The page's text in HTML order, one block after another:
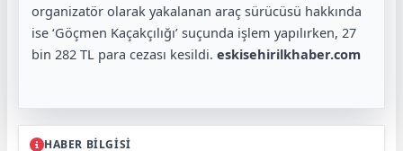
organizatör olarak yakalanan araç sürücüsü hakkında
ise ‘Göçmen Kaçakçılığı’ suçunda işlem yapılırken, 27
bin 282 TL para cezası kesildi. eskisehirilkhaber.com
HABER BİLGİSİ